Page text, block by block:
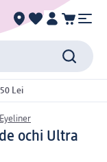
Lei
Eyeliner
ochi Ultra